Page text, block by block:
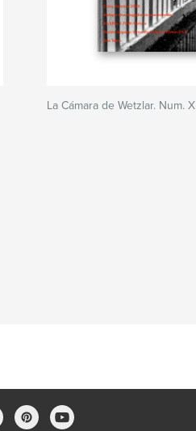
La Cámara de Wetzlar. Num. X